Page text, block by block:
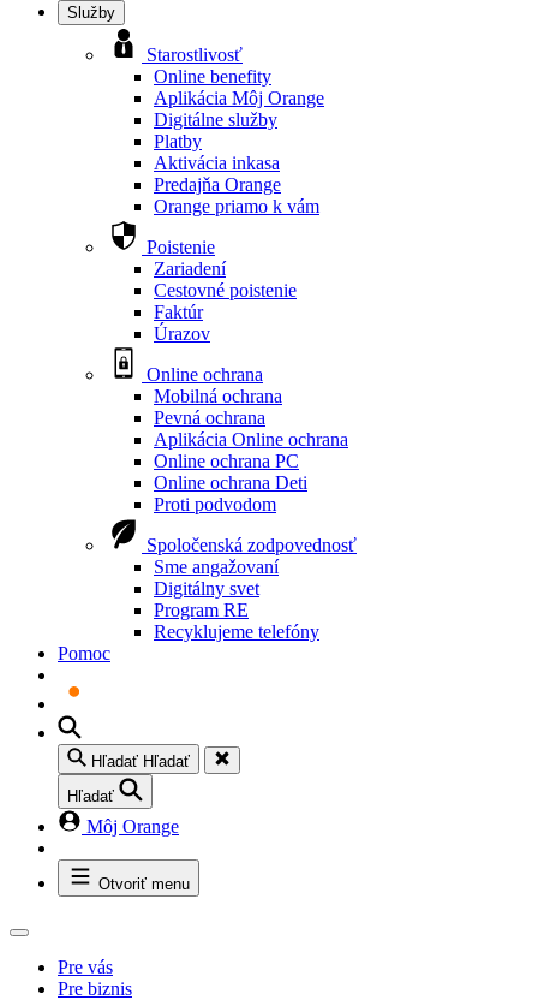
Služby
Starostlivosť
Online benefity
Aplikácia Môj Orange
Digitálne služby
Platby
Aktivácia inkasa
Predajňa Orange
Orange priamo k vám
Poistenie
Zariadení
Cestovné poistenie
Faktúr
Úrazov
Online ochrana
Mobilná ochrana
Pevná ochrana
Aplikácia Online ochrana
Online ochrana PC
Online ochrana Deti
Proti podvodom
Spoločenská zodpovednosť
Sme angažovaní
Digitálny svet
Program RE
Recyklujeme telefóny
Pomoc
Hľadať Hľadať
Hľadať
Môj Orange
Otvoriť menu
Pre vás
Pre biznis